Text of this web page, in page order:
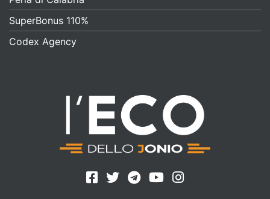
SuperBonus 110%
Codex Agency